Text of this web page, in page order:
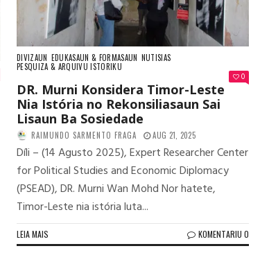
DIVIZAUN EDUKASAUN & FORMASAUN NUTISIAS
PESQUIZA & ARQUIVU ISTORIKU
0
DR. Murni Konsidera Timor-Leste
Nia Istória no Rekonsiliasaun Sai
Lisaun Ba Sosiedade
RAIMUNDO SARMENTO FRAGA AUG 21, 2025
Díli – (14 Agusto 2025), Expert Researcher Center
for Political Studies and Economic Diplomacy
(PSEAD), DR. Murni Wan Mohd Nor hatete,
Timor-Leste nia istória luta...
LEIA MAIS KOMENTARIU 0